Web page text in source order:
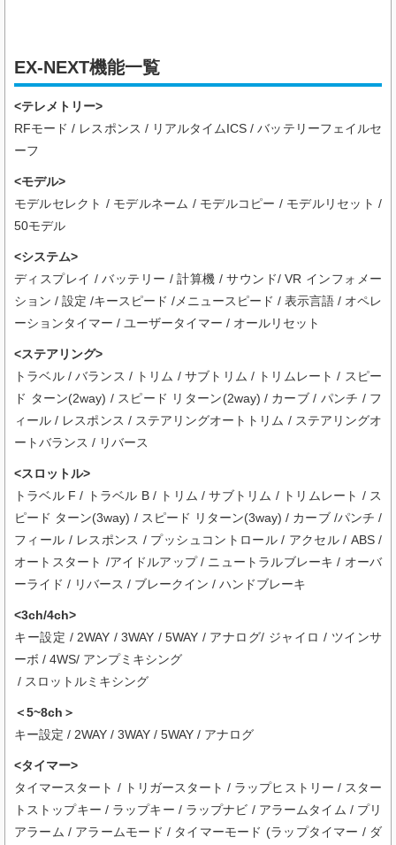
EX-NEXT機能一覧
<テレメトリー>
RFモード / レスポンス / リアルタイムICS / バッテリーフェイルセ
ーフ
<モデル>
モデルセレクト / モデルネーム / モデルコピー / モデルリセット /
50モデル
<システム>
ディスプレイ / バッテリー / 計算機 / サウンド/ VR インフォメー
ション / 設定 /キースピード /メニュースピード / 表示言語 / オペレ
ーションタイマー / ユーザータイマー / オールリセット
<ステアリング>
トラベル / バランス / トリム / サブトリム / トリムレート / スピー
ド ターン(2way) / スピード リターン(2way) / カーブ / パンチ / フ
ィール / レスポンス / ステアリングオートトリム / ステアリングオ
ートバランス / リバース
<スロットル>
トラベル F / トラベル B / トリム / サブトリム / トリムレート / ス
ピード ターン(3way) / スピード リターン(3way) / カーブ /パンチ /
フィール / レスポンス / プッシュコントロール / アクセル / ABS /
オートスタート /アイドルアップ / ニュートラルブレーキ / オーバ
ーライド / リバース / ブレークイン / ハンドブレーキ
<3ch/4ch>
キー設定 / 2WAY / 3WAY / 5WAY / アナログ/ ジャイロ / ツインサ
ーボ / 4WS/ アンプミキシング
/ スロットルミキシング
＜5~8ch＞
キー設定 / 2WAY / 3WAY / 5WAY / アナログ
<タイマー>
タイマースタート / トリガースタート / ラップヒストリー / スター
トストップキー / ラップキー / ラップナビ / アラームタイム / プリ
アラーム / アラームモード / タイマーモード (ラップタイマー / ダ